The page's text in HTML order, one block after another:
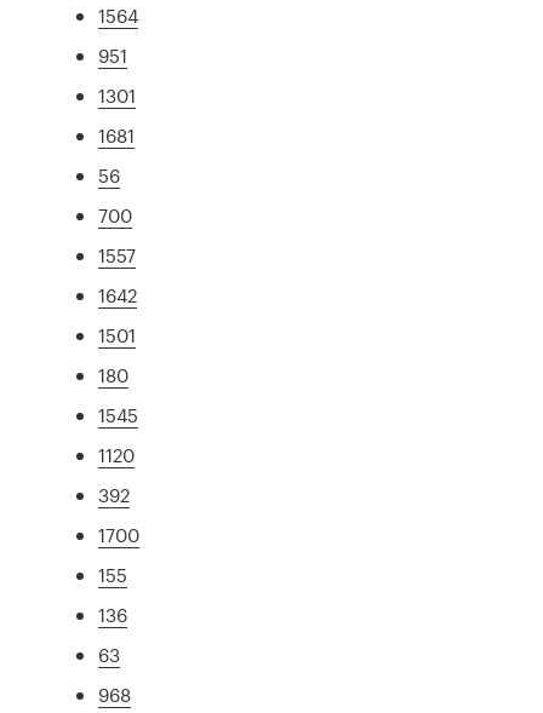
1564
951
1301
1681
56
700
1557
1642
1501
180
1545
1120
392
1700
155
136
63
968